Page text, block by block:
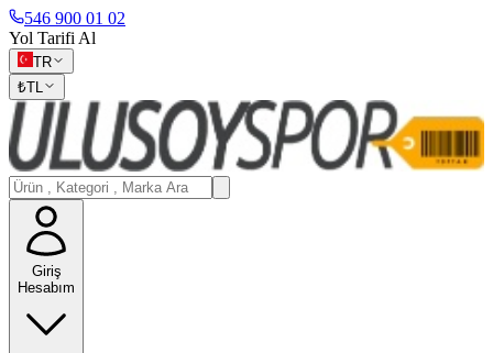
546 900 01 02
Yol Tarifi Al
TR
₺TL
Giriş
Hesabım